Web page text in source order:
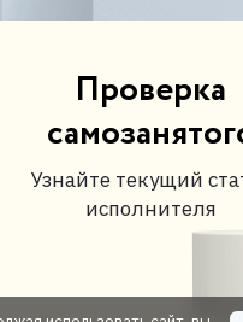
Проверка
Узнайте текущий
исполнителя